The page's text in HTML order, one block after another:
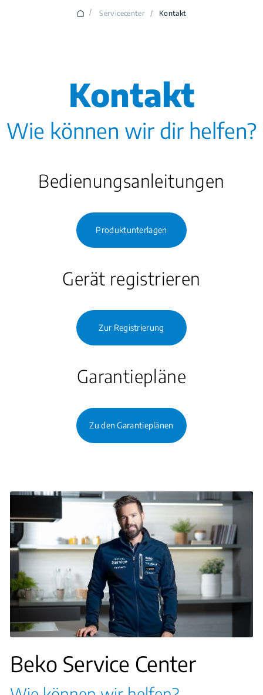
/ Servicecenter / Kontakt
Kontakt
Wie können wir dir helfen?
Bedienungsanleitungen
Produktunterlagen
Gerät registrieren
Zur Registrierung
Garantiepläne
Zu den Garantieplänen
Beko Service Center